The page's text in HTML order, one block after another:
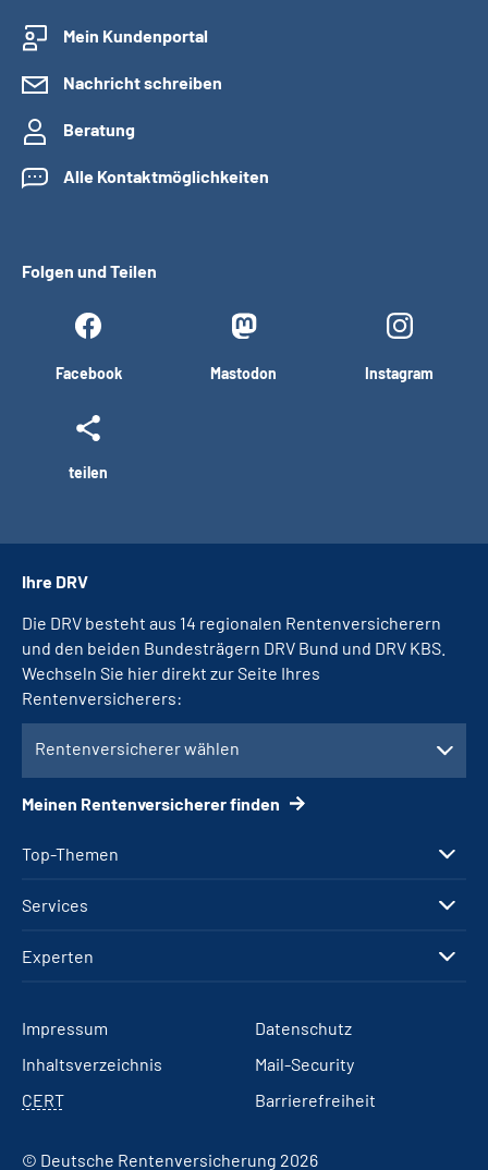
Mein Kundenportal
Nachricht schreiben
Beratung
Alle Kontaktmöglichkeiten
Folgen und Teilen
Facebook Mastodon Instagram
teilen
Top-Themen
Services
Experten
Ihre DRV
Die DRV besteht aus 14 regionalen Rentenversicherern
und den beiden Bundesträgern DRV Bund und DRV KBS.
Wechseln Sie hier direkt zur Seite Ihres
Rentenversicherers:
Rentenversicherer wählen
Meinen Rentenversicherer finden
Impressum
Datenschutz
Inhaltsverzeichnis
Mail-Security
CERT
Barrierefreiheit
© Deutsche Rentenversicherung 2026